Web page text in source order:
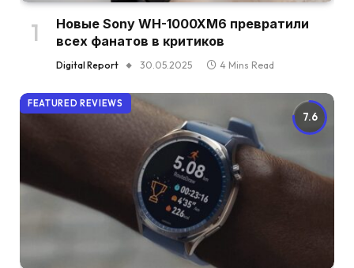
Новые Sony WH-1000XM6 превратили
всех фанатов в критиков
Digital Report 30.05.2025 4 Mins Read
7.6
FEATURED REVIEWS